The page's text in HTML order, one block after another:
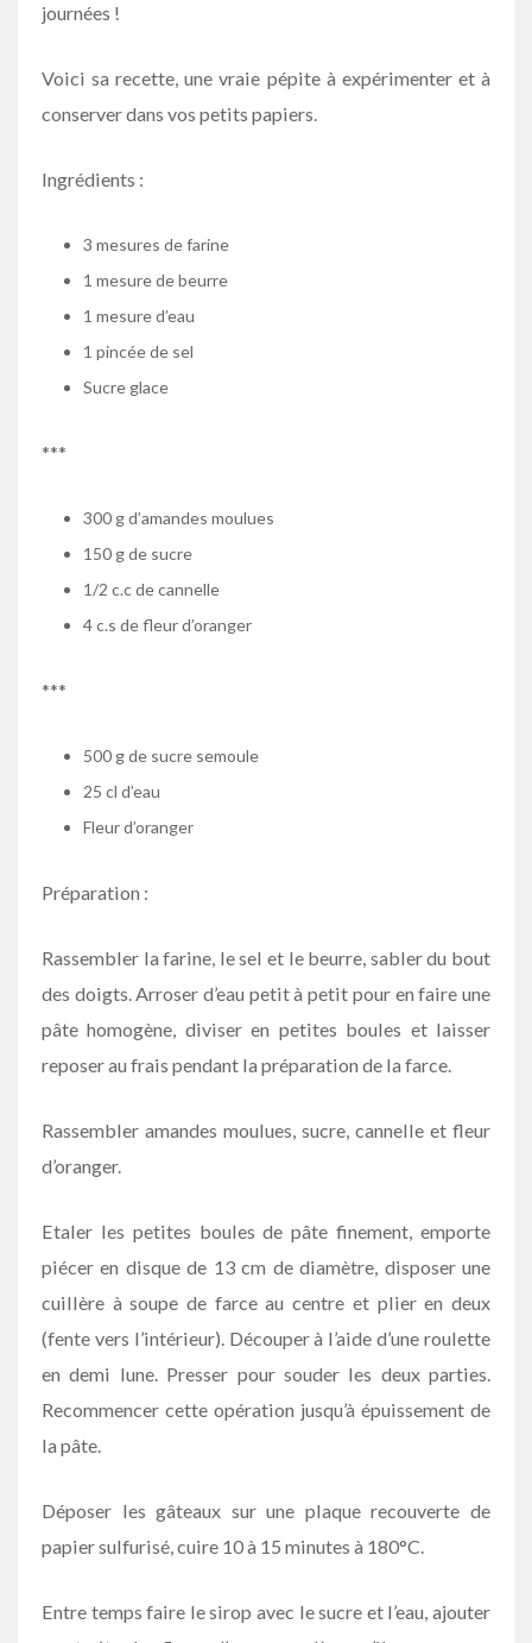
journées !
Voici sa recette, une vraie pépite à expérimenter et à
conserver dans vos petits papiers.
Ingrédients :
3 mesures de farine
1 mesure de beurre
1 mesure d’eau
1 pincée de sel
Sucre glace
***
300 g d’amandes moulues
150 g de sucre
1/2 c.c de cannelle
4 c.s de fleur d’oranger
***
500 g de sucre semoule
25 cl d’eau
Fleur d’oranger
Préparation :
Rassembler la farine, le sel et le beurre, sabler du bout
des doigts. Arroser d’eau petit à petit pour en faire une
pâte homogène, diviser en petites boules et laisser
reposer au frais pendant la préparation de la farce.
Rassembler amandes moulues, sucre, cannelle et fleur
d’oranger.
Etaler les petites boules de pâte finement, emporte
piécer en disque de 13 cm de diamètre, disposer une
cuillère à soupe de farce au centre et plier en deux
(fente vers l’intérieur). Découper à l’aide d’une roulette
en demi lune. Presser pour souder les deux parties.
Recommencer cette opération jusqu’à épuissement de
la pâte.
Déposer les gâteaux sur une plaque recouverte de
papier sulfurisé, cuire 10 à 15 minutes à 180°C.
Entre temps faire le sirop avec le sucre et l’eau, ajouter